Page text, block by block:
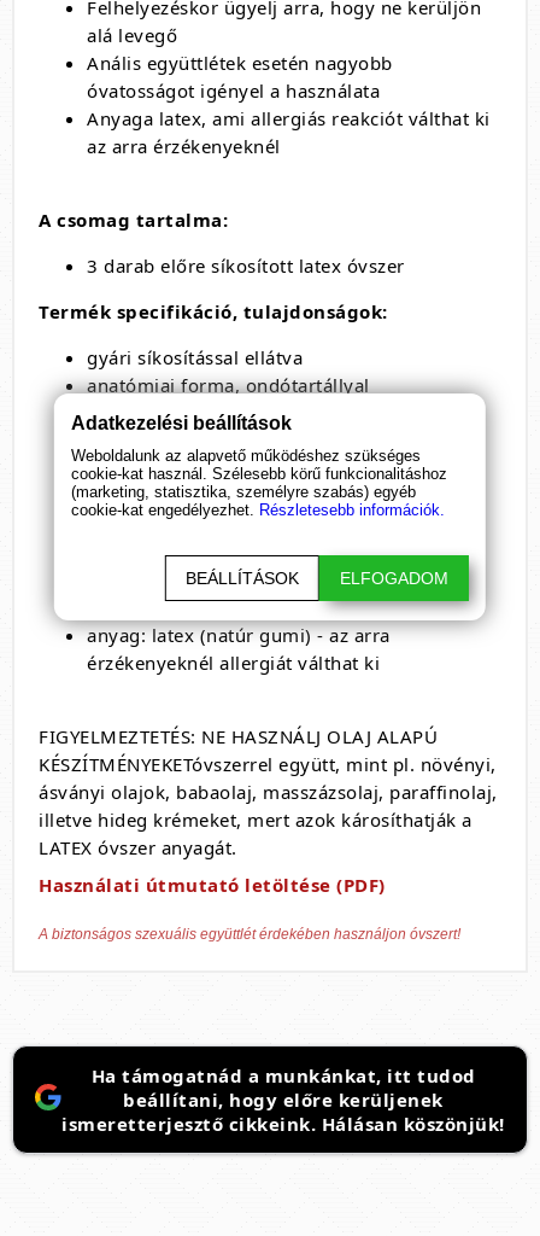
Felhelyezéskor ügyelj arra, hogy ne kerüljön
alá levegő
Anális együttlétek esetén nagyobb
óvatosságot igényel a használata
Anyaga latex, ami allergiás reakciót válthat ki
az arra érzékenyeknél
A csomag tartalma:
3 darab előre síkosított latex óvszer
Termék specifikáció, tulajdonságok:
gyári síkosítással ellátva
anatómiai forma, ondótartállyal
pontozott
kiszélesedő
100%-ban elektromosan tesztelt
ultravékony: 0,075 mm vastagságú
hossz: 190 mm
átmérő: 56 mm
szín: áttetsző
anyag: latex (natúr gumi) - az arra
érzékenyeknél allergiát válthat ki
FIGYELMEZTETÉS: NE HASZNÁLJ OLAJ ALAPÚ
KÉSZÍTMÉNYEKETóvszerrel együtt, mint pl. növényi,
ásványi olajok, babaolaj, masszázsolaj, paraffinolaj,
illetve hideg krémeket, mert azok károsíthatják a
LATEX óvszer anyagát.
Használati útmutató letöltése (PDF)
A biztonságos szexuális együttlét érdekében használjon óvszert!
Ha támogatnád a munkánkat, itt tudod
beállítani, hogy előre kerüljenek
ismeretterjesztő cikkeink. Hálásan köszönjük!
Adatkezelési beállítások
Weboldalunk az alapvető működéshez szükséges
cookie-kat használ. Szélesebb körű funkcionalitáshoz
(marketing, statisztika, személyre szabás) egyéb
cookie-kat engedélyezhet. Részletesebb információk.
BEÁLLÍTÁSOK ELFOGADOM